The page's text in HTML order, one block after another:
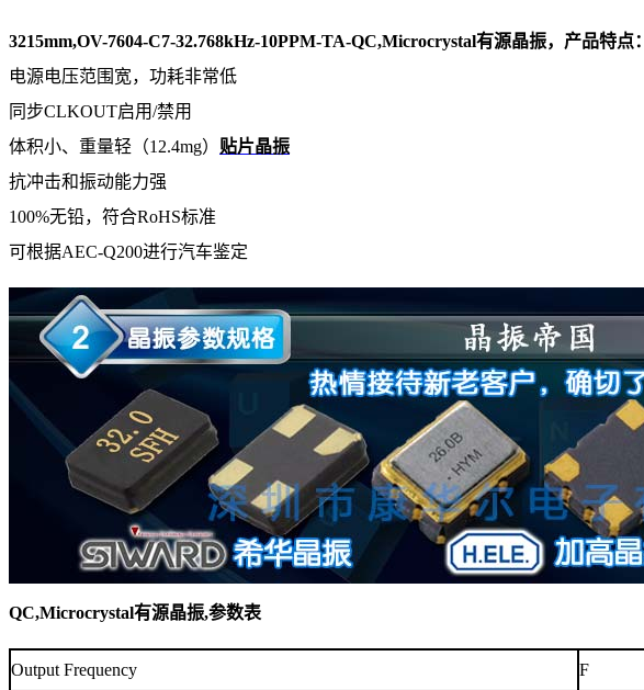
3215mm,OV-7604-C7-32.768kHz-10PPM-TA-QC,Microcrystal有源晶振，产品特点：
电源电压范围宽，功耗非常低
同步CLKOUT启用/禁用
体积小、重量轻（12.4mg） 贴片晶振
抗冲击和振动能力强
100%无铅，符合RoHS标准
可根据AEC-Q200进行汽车鉴定
QC,Microcrystal有源晶振,参数表
Output Frequency F